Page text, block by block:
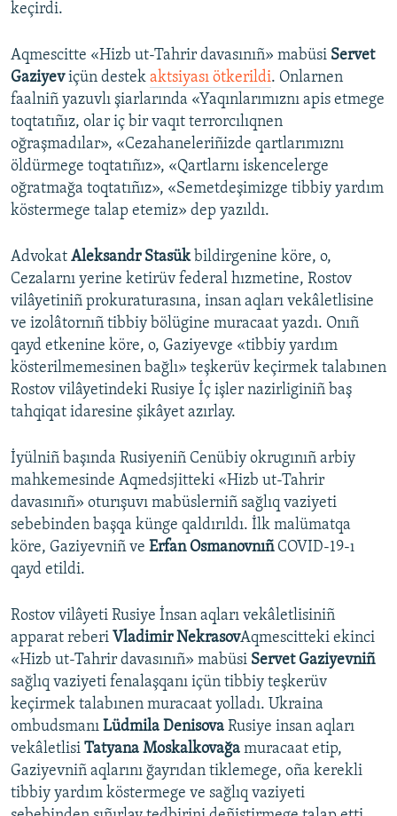
keçirdi.
Aqmescitte «Hizb ut-Tahrir davasınıñ» mabüsi Servet
Gaziyeviçün destek aktsiyası ötkerildi. Onlarnen
faalniñ yazuvlı şiarlarında «Yaqınlarımıznı apis etmege
toqtatıñız, olar iç bir vaqıt terrorcılıqnen
oğraşmadılar», «Cezahaneleriñizde qartlarımıznı
öldürmege toqtatıñız», «Qartlarnı iskencelerge
oğratmağa toqtatıñız», «Semetdeşimizge tibbiy yardım
köstermege talap etemiz» dep yazıldı.
Advokat Aleksandr Stasükbildirgenine köre, o,
Cezalarnı yerine ketirüv federal hızmetine, Rostov
vilâyetiniñ prokuraturasına, insan aqları vekâletlisine
ve izolâtornıñ tibbiy bölügine muracaat yazdı. Onıñ
qayd etkenine köre, o, Gaziyevge «tibbiy yardım
kösterilmemesinen bağlı» teşkerüv keçirmek talabınen
Rostov vilâyetindeki Rusiye İç işler nazirliginiñ baş
tahqiqat idaresine şikâyet azırlay.
İyülniñ başında Rusiyeniñ Cenübiy okrugınıñ arbiy
mahkemesinde Aqmedsjitteki «Hizb ut-Tahrir
davasınıñ» oturışuvı mabüslerniñ sağlıq vaziyeti
sebebinden başqa künge qaldırıldı. İlk malümatqa
köre, Gaziyevniñ ve Erfan OsmanovnıñCOVID-19-ı
qayd etildi.
Rostov vilâyeti Rusiye İnsan aqları vekâletlisiniñ
apparat reberi Vladimir NekrasovAqmescitteki ekinci
«Hizb ut-Tahrir davasınıñ» mabüsi Servet Gaziyevniñ
sağlıq vaziyeti fenalaşqanı içün tibbiy teşkerüv
keçirmek talabınen muracaat yolladı. Ukraina
ombudsmanı Lüdmila Denisova Rusiye insan aqları
vekâletlisi Tatyana Moskalkovağa muracaat etip,
Gaziyevniñ aqlarını ğayrıdan tiklemege, oña kerekli
tibbiy yardım köstermege ve sağlıq vaziyeti